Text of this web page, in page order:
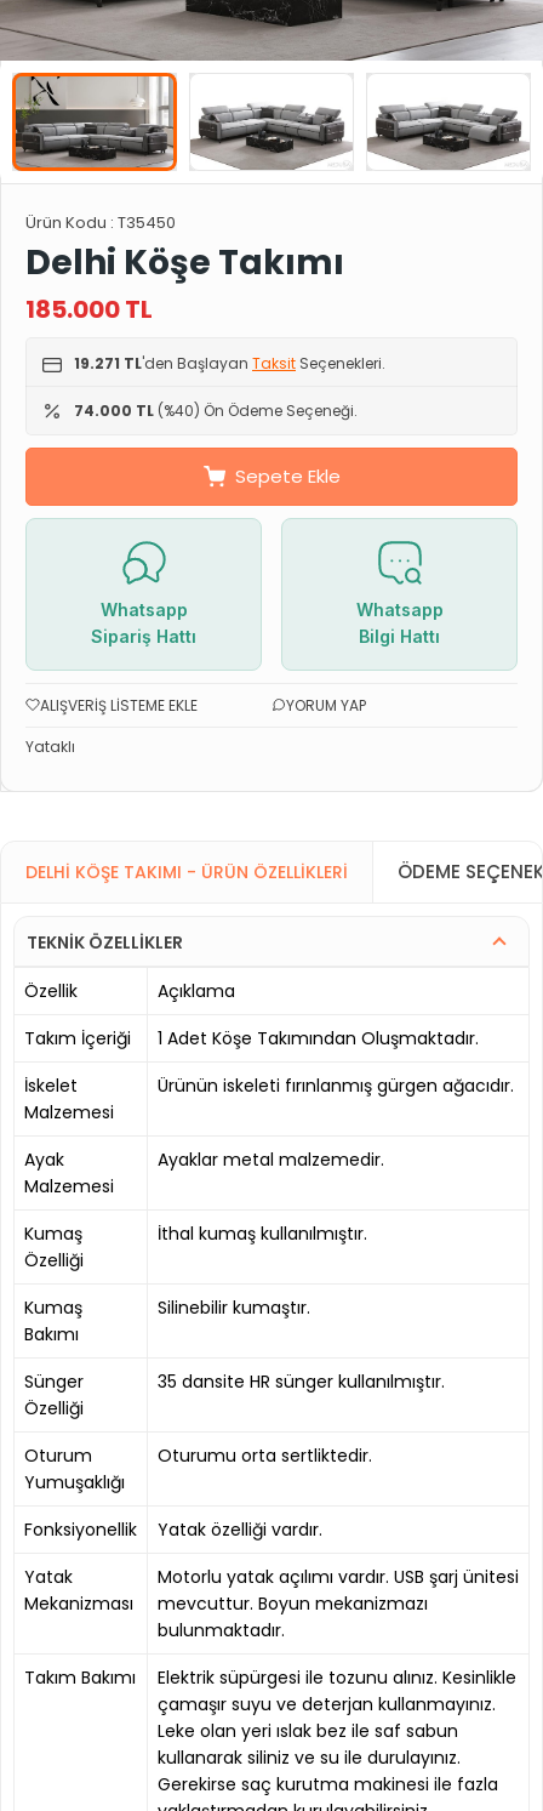
Ürün Kodu : T35450
Delhi Köşe Takımı
185.000TL
19.271 TL'den Başlayan Taksit Seçenekleri.
74.000 TL (%40) Ön Ödeme Seçeneği.
Sepete Ekle
Whatsapp
Sipariş Hattı
Whatsapp
Bilgi Hattı
ALIŞVERIŞ LISTEME EKLE
YORUM YAP
Yataklı
DELHI KÖŞE TAKIMI - ÜRÜN ÖZELLIKLERI ÖDEME
TEKNİK ÖZELLİKLER
Özellik
Açıklama
Takım İçeriği
1 Adet Köşe Takımından Oluşmaktadır.
İskelet
Malzemesi
Ürünün iskeleti fırınlanmış gürgen ağacıdır.
Ayak
Malzemesi
Ayaklar metal malzemedir.
Kumaş
Özelliği
İthal kumaş kullanılmıştır.
Kumaş
Bakımı
Silinebilir kumaştır.
Sünger
Özelliği
35 dansite HR sünger kullanılmıştır.
Oturum
Yumuşaklığı
Oturumu orta sertliktedir.
Fonksiyonellik
Yatak özelliği vardır.
Yatak
Mekanizması
Motorlu yatak açılımı vardır. USB şarj ünitesi
mevcuttur. Boyun mekanizmazı
bulunmaktadır.
Takım Bakımı
Elektrik süpürgesi ile tozunu alınız. Kesinlikle
çamaşır suyu ve deterjan kullanmayınız.
Leke olan yeri ıslak bez ile saf sabun
kullanarak siliniz ve su ile durulayınız.
Gerekirse saç kurutma makinesi ile fazla